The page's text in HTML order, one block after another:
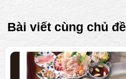
Bài viết cùng chủ đề